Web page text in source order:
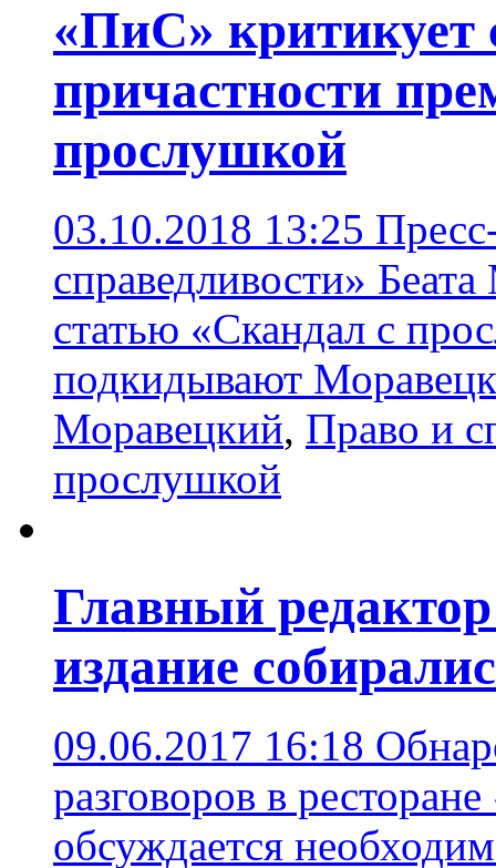
«ПиС» критикует
причастности
прослушкой
03.10.2018 13:25
справедливости»
статью «Скандал с
подкидывают
Моравецкий, Право и
прослушкой
Главный
издание
09.06.2017 16:18
разговоров в
обсуждается